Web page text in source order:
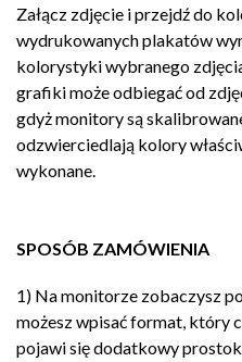
Załącz zdjęcie i przejdź do
wydrukowanych plakatów
kolorystyki wybranego
grafiki może odbiegać od
gdyż monitory są
odzwierciedlają kolory
wykonane.
SPOSÓB ZAMÓWIENIA
1) Na monitorze zobaczysz
możesz wpisać format, który
pojawi się dodatkowy